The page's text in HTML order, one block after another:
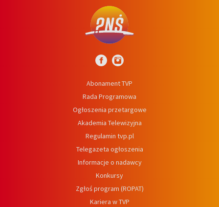
Abonament TVP
Rada Programowa
Ogłoszenia przetargowe
Akademia Telewizyjna
Regulamin tvp.pl
Telegazeta ogłoszenia
Informacje o nadawcy
Konkursy
Zgłoś program (ROPAT)
Kariera w TVP